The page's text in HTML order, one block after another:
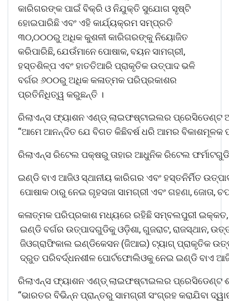
କାରିଗରଙ୍କ ପାଇଁ ବିକ୍ରି ଓ ନିଯୁକ୍ତି ସୁଯୋଗ ସୃଷ୍ଟି
ହୋଇପାରିଛି ଏବଂ ଏହି କାର୍ଯ୍ୟକ୍ରମ ସମ୍ପ୍ରତି
୩୦,୦୦୦ରୁ ଅଧିକ କୁଶଳୀ କାରିଗରଙ୍କୁ ନିୟୋଜିତ
କରିପାରିଛି, ଯେଉଁମାନେ ପୋଷାକ, ବୟନ ସାମଗ୍ରୀ,
ହସ୍ତଶିଳ୍ପ ଏବଂ ହାତତିଆରି ପ୍ରାକୃତିକ ଉତ୍ପାଦ ଭଳି
ବର୍ଗର ୬୦୦ରୁ ଅଧିକ କଳାତ୍ମକ ପରିପ୍ରକାଶର
ପ୍ରତିନିଧିତ୍ୱ କରୁଛନ୍ତି ।
ରିଲାଏନ୍ସ ଫ୍ୟାଶନ ଏଣ୍ଡ୍ ଲାଇଫଷ୍ଟାଇଲର ପ୍ରେସିଡେଣ୍ଟ
“ଆମେ ଆନନ୍ଦିତ ଯେ ବିଗତ କିଛିବର୍ଷ ଧରି ଆମର ବିକାଶମୂଳକ
ରିଲାଏନ୍ସ ରିଟେଲ ପକ୍ଷରୁ ତାହାର ଆଧୁନିକ ରିଟେଲ
ଇଣ୍ଡି ବାଏ ଆଜିଓ ସ୍ଥାନୀୟ କାରିଗର ଏବଂ ହସ୍ତନିର୍ମିତ
ପୋଷାକ ଠାରୁ ନେଇ ଗୃହସଜା ସାମଗ୍ରୀ ଏବଂ ଗହଣା,
କଳାତ୍ମକ ପରିପ୍ରକାଶ ମଧ୍ୟରେ ରହିଛି ସମ୍ବଲପୁରୀ ଇକ୍କତ,
ଇଣ୍ଡି ବର୍ଗର ଉତ୍ପାଦଗୁଡିକୁ ଓଡ଼ିଶା, ଗୁଜରାଟ, ରାଜସ୍ଥାନ,
ଜିଓଗ୍ରାଫିକାଲ ଇଣ୍ଡିକେସନ (ଜିଆଇ) ଟ୍ୟାଗ୍‍ ପ୍ରାକୃତିକ
ଦ୍ରୁତ ପରିବର୍ଦ୍ଧନଶୀଳ ପୋର୍ଟଫୋଲିଓକୁ ନେଇ ଇଣ୍ଡି ବାଏ
ରିଲାଏନ୍ସ ଫ୍ୟାଶନ ଏଣ୍ଡ୍ ଲାଇଫଷ୍ଟାଇଲର ପ୍ରେସିଡେଣ୍ଟ
“ଭାରତର ବିଭିନ୍ନ ପ୍ରାନ୍ତରୁ ସାମଗ୍ରୀ ସଂଗ୍ରହ